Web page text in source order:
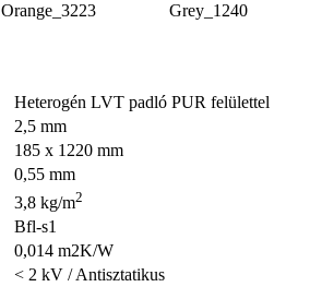
Orange_3223 Grey_1240
Heterogén LVT padló PUR felülettel
2,5 mm
185 x 1220 mm
0,55 mm
3,8 kg/m2
Bfl-s1
0,014 m2K/W
< 2 kV / Antisztatikus